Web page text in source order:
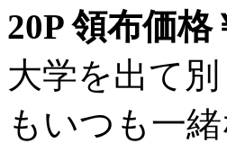
20P 領布価格
大学を出て
もいつも一